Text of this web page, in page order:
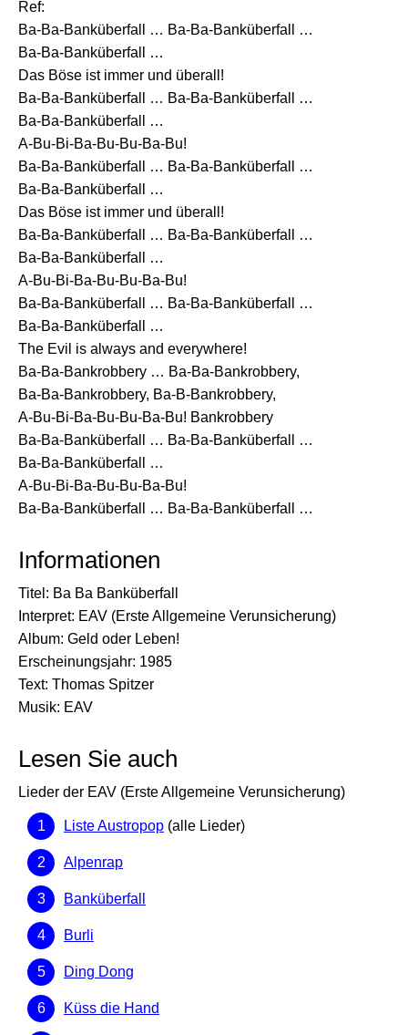
Ref:
Ba-Ba-Banküberfall … Ba-Ba-Banküberfall …
Ba-Ba-Banküberfall …
Das Böse ist immer und überall!
Ba-Ba-Banküberfall … Ba-Ba-Banküberfall …
Ba-Ba-Banküberfall …
A-Bu-Bi-Ba-Bu-Bu-Ba-Bu!
Ba-Ba-Banküberfall … Ba-Ba-Banküberfall …
Ba-Ba-Banküberfall …
Das Böse ist immer und überall!
Ba-Ba-Banküberfall … Ba-Ba-Banküberfall …
Ba-Ba-Banküberfall …
A-Bu-Bi-Ba-Bu-Bu-Ba-Bu!
Ba-Ba-Banküberfall … Ba-Ba-Banküberfall …
Ba-Ba-Banküberfall …
The Evil is always and everywhere!
Ba-Ba-Bankrobbery … Ba-Ba-Bankrobbery,
Ba-Ba-Bankrobbery, Ba-B-Bankrobbery,
A-Bu-Bi-Ba-Bu-Bu-Ba-Bu! Bankrobbery
Ba-Ba-Banküberfall … Ba-Ba-Banküberfall …
Ba-Ba-Banküberfall …
A-Bu-Bi-Ba-Bu-Bu-Ba-Bu!
Ba-Ba-Banküberfall … Ba-Ba-Banküberfall …
Informationen
Titel: Ba Ba Banküberfall
Interpret: EAV (Erste Allgemeine Verunsicherung)
Album: Geld oder Leben!
Erscheinungsjahr: 1985
Text: Thomas Spitzer
Musik: EAV
Lesen Sie auch
Lieder der EAV (Erste Allgemeine Verunsicherung)
Liste Austropop (alle Lieder)
Alpenrap
Banküberfall
Burli
Ding Dong
Küss die Hand